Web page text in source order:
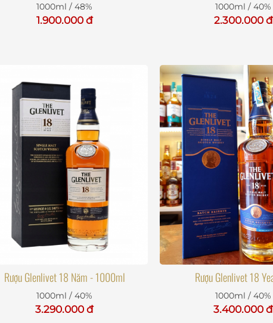
1000ml / 48%
1.900.000 đ
1000ml / 40%
2.300.000 đ
Rượu Glenlivet 18 Năm - 1000ml
1000ml / 40%
3.290.000 đ
Rượu Glenlivet 18
1000ml / 40%
3.400.000 đ